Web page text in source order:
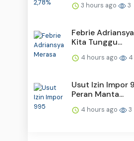
3 hours ago 3
Febrie
Kita Tunggu...
4 hours ago 4
Usut Izin Impor
Peran Manta...
4 hours ago 3